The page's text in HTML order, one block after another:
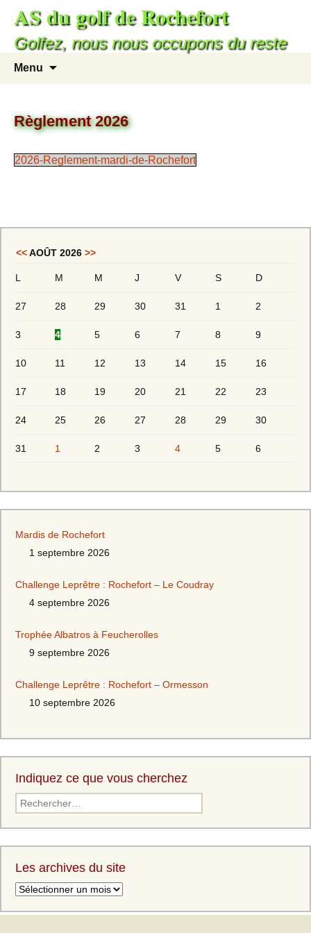
AS du golf de Rochefort
Golfez, nous nous occupons du reste
Menu
Règlement 2026
2026-Reglement-mardi-de-Rochefort
<<AOÛT 2026 >>
L M M J V S D
27 28 29 30 31 1 2
3 4 5 6 7 8 9
10 11 12 13 14 15 16
17 18 19 20 21 22 23
24 25 26 27 28 29 30
31 1 2 3 4 5 6
Mardis de Rochefort
1 septembre 2026
Challenge Leprêtre : Rochefort – Le Coudray
4 septembre 2026
Trophée Albatros à Feucherolles
9 septembre 2026
Challenge Leprêtre : Rochefort – Ormesson
10 septembre 2026
Indiquez ce que vous cherchez
Les archives du site